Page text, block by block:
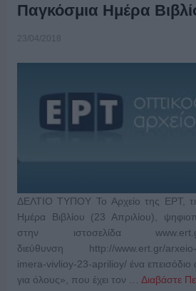
Παγκόσμια Ημέρα
23/04/2018
ΔΕΛΤΙΟ ΤΥΠΟΥ Το Αρχείο της ΕΡΤ,
Ημέρα Βιβλίου (23 Απριλίου),
στην ιστοσελίδα
διεύθυνση http://www.ert.gr/arxeio-
imera-vivlioy-23-aprilioy/ ένα επεισόδιο
για όλους», που έχει τον … Διαβάστε